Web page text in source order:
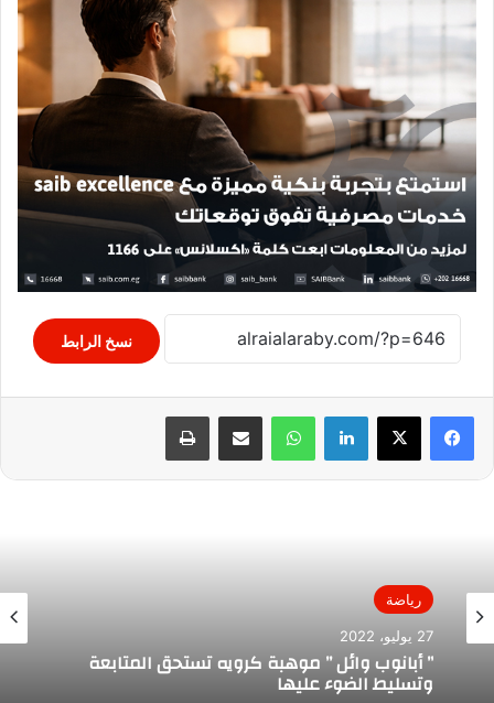
نسخ الرابط
لينكدإن واتساب مشاركة عبر البريد طباعة
رياضة
27 يوليو، 2022
” أبانوب وائل ” موهبة كرويه تستحق المتابعة
وتسليط الضوء عليها